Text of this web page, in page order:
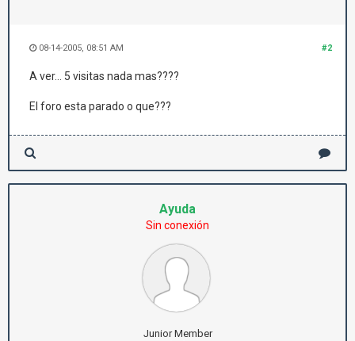
#2
08-14-2005, 08:51 AM
A ver... 5 visitas nada mas????
El foro esta parado o que???
Ayuda
Sin conexión
Junior Member